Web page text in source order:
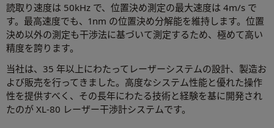
読取り速度は 50kHz で、位置決め測定の最大速度は 4m/s で
す。最高速度でも、1nm の位置決め分解能を維持します。位置
決め以外の測定も干渉法に基づいて測定するため、極めて高い
精度を誇ります。
当社は、35 年以上にわたってレーザーシステムの設計、製造お
よび販売を行ってきました。高度なシステム性能と優れた操作
性を提供すべく、その長年にわたる技術と経験を基に開発され
たのが XL-80 レーザー干渉計システムです。